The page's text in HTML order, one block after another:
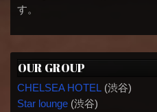
す。
OUR GROUP
CHELSEA HOTEL (渋谷)
Star lounge(渋谷)